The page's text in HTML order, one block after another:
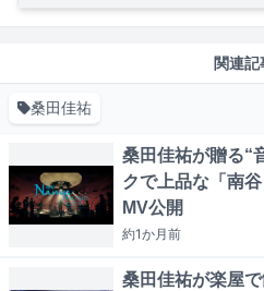
関連記
桑田佳祐
桑田佳祐が贈る“
クで上品な「南
MV公開
約1か月前
桑田佳祐が楽屋